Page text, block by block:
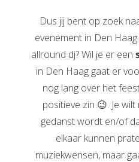
Dus jij bent op zoek
evenement in Den
allround dj? Wil je er een
in Den Haag gaat er
nog lang over het
positieve zin 😉. Je
gedanst wordt en/of
elkaar kunnen
muziekwensen, maar